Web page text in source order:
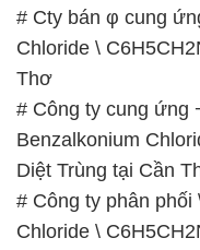
# Cty bán φ cung
Chloride \
Thơ
# Công ty cung ứng
Benzalkonium
Diệt Trùng tại Cần
# Công ty phân phối
Chloride \